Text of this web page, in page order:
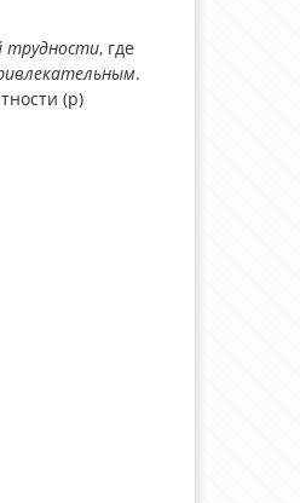
трудности, где
.
(p)